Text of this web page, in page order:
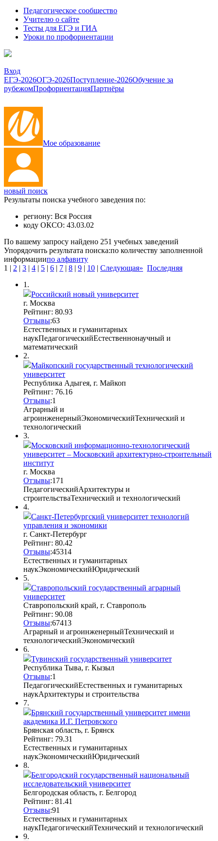
Педагогическое сообщество
Учителю о сайте
Тесты для ЕГЭ и ГИА
Уроки по профориентации
Вход
ЕГЭ-2026ОГЭ-2026Поступление-2026Обучение за
рубежомПрофориентацияПартнёры
Мое образование
новый поиск
Результаты поиска учебного заведения по:
региону: Вся Россия
коду ОКСО: 43.03.02
По вашему запросу найдено 251 учебных заведений
Упорядочить результата поиска:по количеству заполненной
информациипо алфавиту
1 | 2 | 3 | 4 | 5 | 6 | 7 | 8 | 9 | 10 | Следующая» Последняя
1.
Российский новый университет
г. Москва
Рейтинг: 80.93
Отзывы:63
Естественных и гуманитарных
наукПедагогическийЕстественнонаучный и
математический
2.
Майкопский государственный технологический
университет
Республика Адыгея, г. Майкоп
Рейтинг: 76.16
Отзывы:1
Аграрный и
агроинженерныйЭкономическийТехнический и
технологический
3.
Московский информационно-технологический
университет – Московский архитектурно-строительный
институт
г. Москва
Отзывы:171
ПедагогическийАрхитектуры и
строительстваТехнический и технологический
4.
Санкт-Петербургский университет технологий
управления и экономики
г. Санкт-Петербург
Рейтинг: 80.42
Отзывы:45314
Естественных и гуманитарных
наукЭкономическийЮридический
5.
Ставропольский государственный аграрный
университет
Ставропольский край, г. Ставрополь
Рейтинг: 90.08
Отзывы:67413
Аграрный и агроинженерныйТехнический и
технологическийЭкономический
6.
Тувинский государственный университет
Республика Тыва, г. Кызыл
Отзывы:1
ПедагогическийЕстественных и гуманитарных
наукАрхитектуры и строительства
7.
Брянский государственный университет имени
академика И.Г. Петровского
Брянская область, г. Брянск
Рейтинг: 79.31
Естественных и гуманитарных
наукЭкономическийЮридический
8.
Белгородский государственный национальный
исследовательский университет
Белгородская область, г. Белгород
Рейтинг: 81.41
Отзывы:91
Естественных и гуманитарных
наукПедагогическийТехнический и технологический
9.